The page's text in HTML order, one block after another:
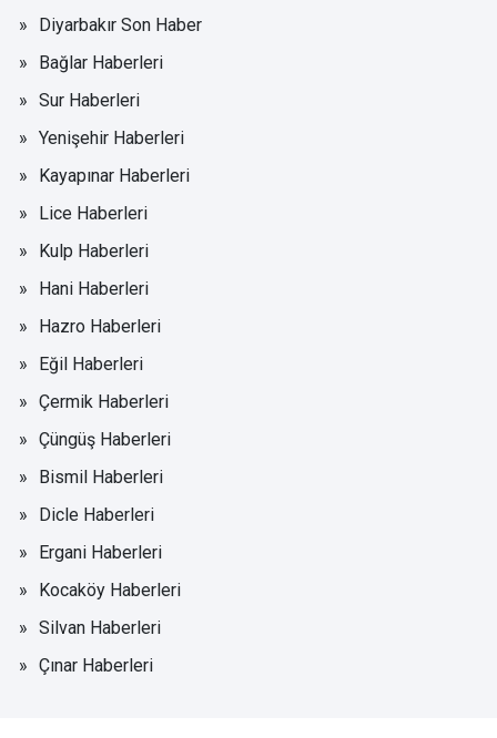
Diyarbakır Son Haber
Bağlar Haberleri
Sur Haberleri
Yenişehir Haberleri
Kayapınar Haberleri
Lice Haberleri
Kulp Haberleri
Hani Haberleri
Hazro Haberleri
Eğil Haberleri
Çermik Haberleri
Çüngüş Haberleri
Bismil Haberleri
Dicle Haberleri
Ergani Haberleri
Kocaköy Haberleri
Silvan Haberleri
Çınar Haberleri